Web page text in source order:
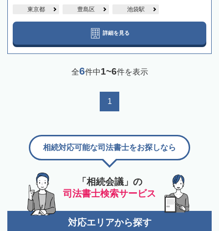
東京都 豊島区 池袋駅
詳細を見る
全6件中1~6件を表示
1
「相続会議」の
司法書士検索サービス
相続対応可能な司法書士をお探しなら
対応エリアから探す